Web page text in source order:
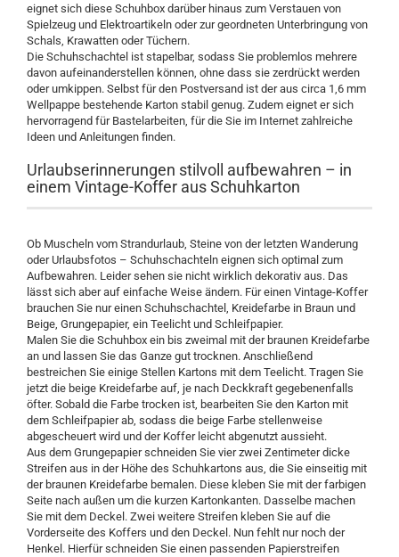
eignet sich diese Schuhbox darüber hinaus zum Verstauen von
Spielzeug und Elektroartikeln oder zur geordneten Unterbringung von
Schals, Krawatten oder Tüchern.
Die Schuhschachtel ist stapelbar, sodass Sie problemlos mehrere
davon aufeinanderstellen können, ohne dass sie zerdrückt werden
oder umkippen. Selbst für den Postversand ist der aus circa 1,6 mm
Wellpappe bestehende Karton stabil genug. Zudem eignet er sich
hervorragend für Bastelarbeiten, für die Sie im Internet zahlreiche
Ideen und Anleitungen finden.
Urlaubserinnerungen stilvoll aufbewahren – in
einem Vintage-Koffer aus Schuhkarton
Ob Muscheln vom Strandurlaub, Steine von der letzten Wanderung
oder Urlaubsfotos – Schuhschachteln eignen sich optimal zum
Aufbewahren. Leider sehen sie nicht wirklich dekorativ aus. Das
lässt sich aber auf einfache Weise ändern. Für einen Vintage-Koffer
brauchen Sie nur einen Schuhschachtel, Kreidefarbe in Braun und
Beige, Grungepapier, ein Teelicht und Schleifpapier.
Malen Sie die Schuhbox ein bis zweimal mit der braunen Kreidefarbe
an und lassen Sie das Ganze gut trocknen. Anschließend
bestreichen Sie einige Stellen Kartons mit dem Teelicht. Tragen Sie
jetzt die beige Kreidefarbe auf, je nach Deckkraft gegebenenfalls
öfter. Sobald die Farbe trocken ist, bearbeiten Sie den Karton mit
dem Schleifpapier ab, sodass die beige Farbe stellenweise
abgescheuert wird und der Koffer leicht abgenutzt aussieht.
Aus dem Grungepapier schneiden Sie vier zwei Zentimeter dicke
Streifen aus in der Höhe des Schuhkartons aus, die Sie einseitig mit
der braunen Kreidefarbe bemalen. Diese kleben Sie mit der farbigen
Seite nach außen um die kurzen Kartonkanten. Dasselbe machen
Sie mit dem Deckel. Zwei weitere Streifen kleben Sie auf die
Vorderseite des Koffers und den Deckel. Nun fehlt nur noch der
Henkel. Hierfür schneiden Sie einen passenden Papierstreifen